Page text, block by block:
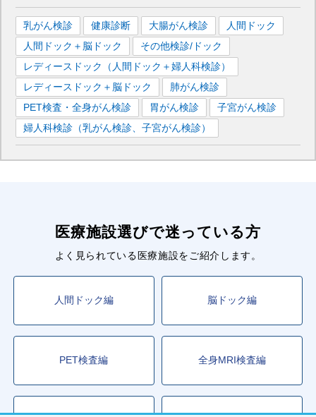
乳がん検診 健康診断 大腸がん検診
人間ドック
人間ドック＋脳ドック
その他検診/ドック
レディースドック（人間ドック＋婦人科検診）
レディースドック＋脳ドック
肺がん検診
PET検査・全身がん検診
胃がん検診
子宮がん検診
婦人科検診（乳がん検診、子宮がん検診）
医療施設選びで迷っている方
よく見られている医療施設をご紹介します。
人間ドック編 脳ドック編
PET検査編 全身MRI検査編